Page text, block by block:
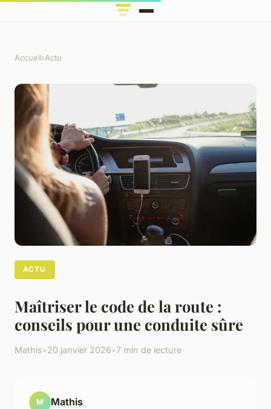
Accueil›Actu
ACTU
Maîtriser le code de la route :
conseils pour une conduite sûre
Mathis•20 janvier 2026•7 min de lecture
M Mathis